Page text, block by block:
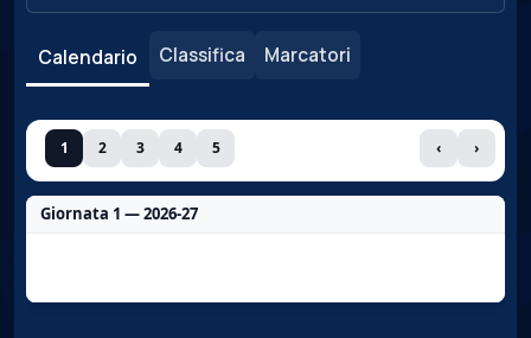
Calendario Classifica Marcatori
1 2 3 4 5 ‹ ›
Giornata 1 — 2026-27